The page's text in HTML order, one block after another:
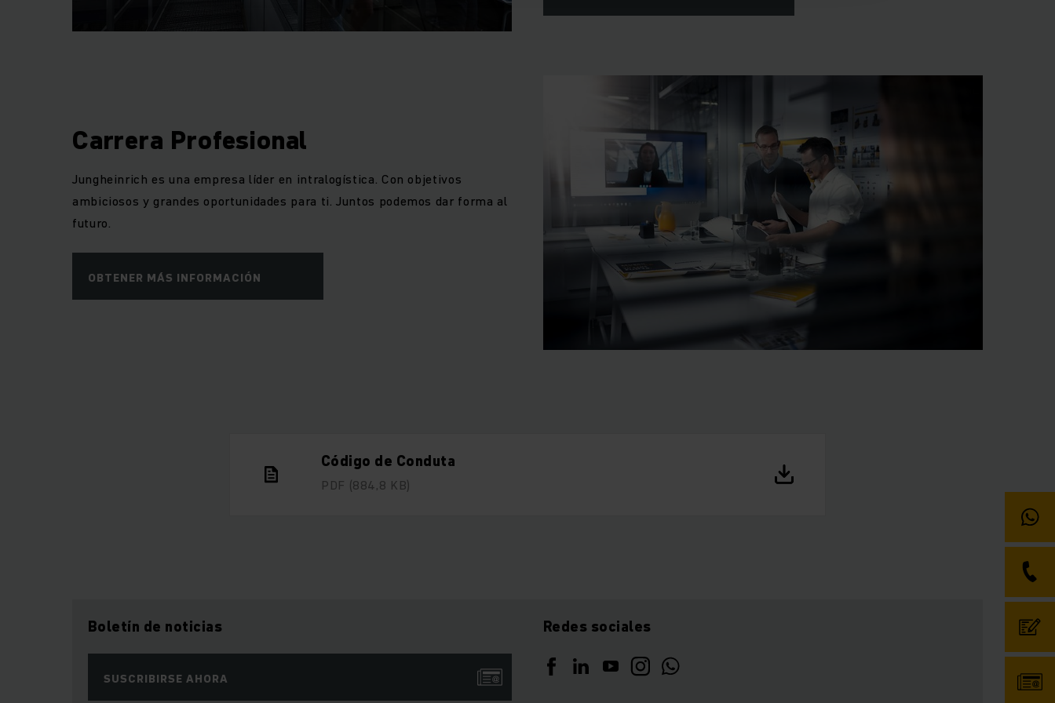
Como visionarios que somos, nos enfrentamos a cualquier desafío encontrando junto con usted las
intralogísticas integrales. Sobre esta base dotaremos a su empresa de impulsos reales que marcan
las pautas, le llenaremos de entusiasmo e inspiración e iremos a la vanguardia junto con usted.
Carrera Profesional
Jungheinrich es una empresa líder en intralogística. Con objetivos
ambiciosos y grandes oportunidades para ti. Juntos podemos dar forma al
futuro.
OBTENER MÁS INFORMACIÓN
Código de Conduta
PDF (884,8 KB)
Boletín de noticias
SUSCRIBIRSE AHORA
Redes sociales